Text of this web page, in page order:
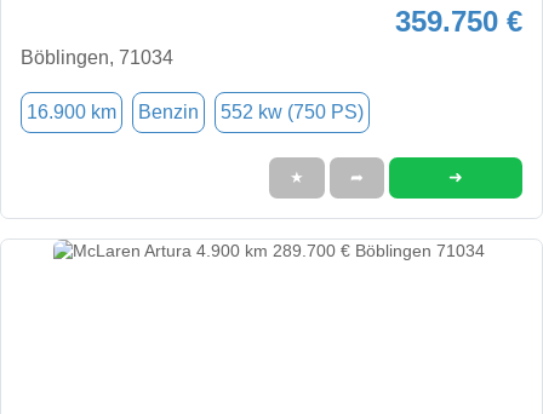
359.750 €
Böblingen, 71034
16.900 km Benzin 552 kw (750 PS)
★ ➦ ➜